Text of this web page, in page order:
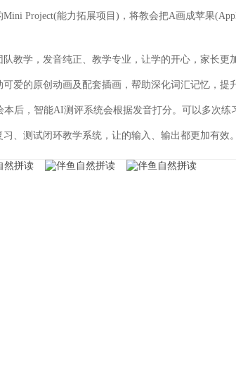
Project(能力拓展项目)，将教会把A画成苹果
教学，发音纯正、教学专业，让学的开心，家长更
爱的原创动画及配套插画，帮助深化词汇记忆，提
后，智能AI测评系统会根据发音打分。可以多次练
、测试闭环教学系统，让的输入、输出都更加有效。